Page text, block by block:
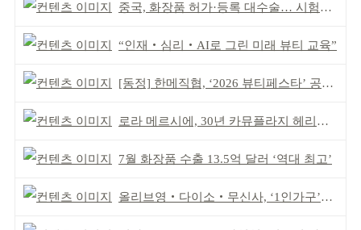
중국, 화장품 허가·등록 대수술… 시험자료 공용 허용
“인재‧심리‧AI로 그린 미래 뷰티 교육”
[동정] 한메직협, ‘2026 뷰티페스타’ 공동 주최
로라 메르시에, 30년 카뮤플라지 헤리티지 담아
7월 화장품 수출 13.5억 달러 ‘역대 최고’
올리브영‧다이소‧무신사, ‘1인가구’가 이끈다